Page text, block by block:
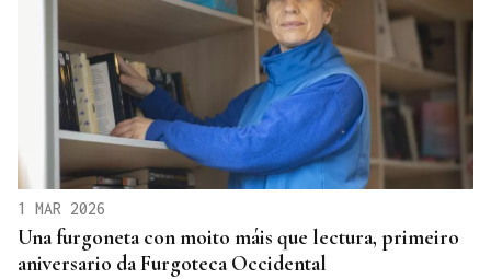
1 MAR 2026
Una furgoneta con moito máis que lectura, primeiro
aniversario da Furgoteca Occidental